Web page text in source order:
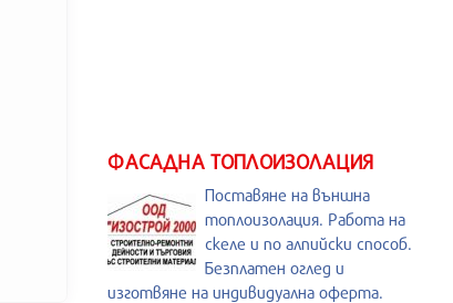
ФАСАДНА ТОПЛОИЗОЛАЦИЯ
Поставяне на външна
топлоизолация. Работа на
скеле и по алпийски способ.
Безплатен оглед и
изготвяне на индивидуална оферта.